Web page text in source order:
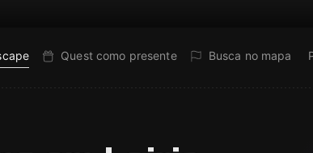
Quest como presente Busca no mapa